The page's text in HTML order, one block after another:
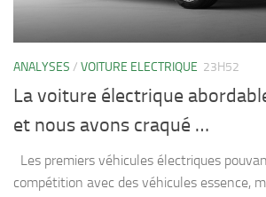
ANALYSES / VOITURE ELECTRIQUE 23H52
La voiture électrique
et nous avons craqué …
Les premiers véhicules électriques
compétition avec des véhicules essence,